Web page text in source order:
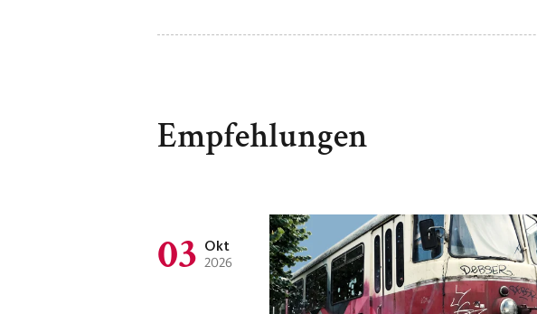
Empfehlungen
03 Okt
2026